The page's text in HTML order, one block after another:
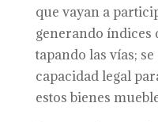
que vayan a
generando índices
tapando las vías;
capacidad legal
estos bienes